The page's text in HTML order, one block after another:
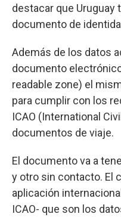
destacar que Uruguay
documento de
Además de los datos
documento
readable zone) el
para cumplir con los
ICAO (International
documentos de viaje.
El documento va a
y otro sin contacto. El
aplicación
ICAO- que son los